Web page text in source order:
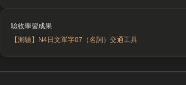
【測驗】N4日文單字07（名詞）交通工具